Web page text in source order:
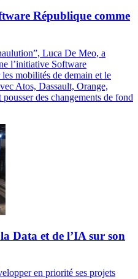
République comme
Luca De Meo, a
l’initiative Software
mobilités de demain et le
Atos, Dassault, Orange,
des changements de fond
Data et de l’IA sur son
en priorité ses projets